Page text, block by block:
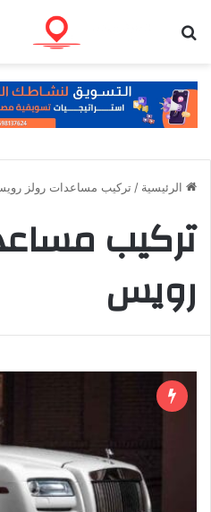
الرئيسية / تركيب مساعدات رولز
تركيب
رويس